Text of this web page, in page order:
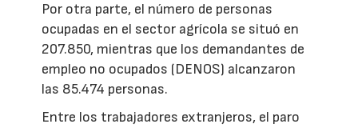
Por otra parte, el número de personas
ocupadas en el sector agrícola se situó en
207.850, mientras que los demandantes de
empleo no ocupados (DENOS) alcanzaron
las 85.474 personas.
Entre los trabajadores extranjeros, el paro